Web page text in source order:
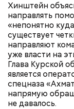
Хинштейн
направлять
«непонятно
существует
направляют
уже власти на
Глава Курской
является
спецназа
напрямую
не давалось.
Спагетти из
— В дыне